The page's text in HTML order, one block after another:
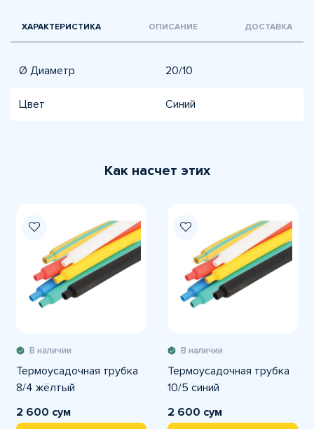
ХАРАКТЕРИСТИКА ОПИСАНИЕ ДОСТАВКА
Ø Диаметр 20/10
Цвет Синий
Как насчет этих
В наличии
Термоусадочная трубка
8/4 жёлтый
2 600 сум
В наличии
Термоусадочная трубка
10/5 синий
2 600 сум